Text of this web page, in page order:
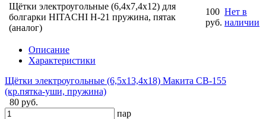
Щётки электроугольные (6,4x7,4x12) для
болгарки HITACHI Н-21 пружина, пятак
(аналог)
100
руб.
Нет в
наличии
Описание
Характеристики
Щётки электроугольные (6,5х13,4х18) Макита CB-155
(кр.пятка-уши, пружина)
80 руб.
пар